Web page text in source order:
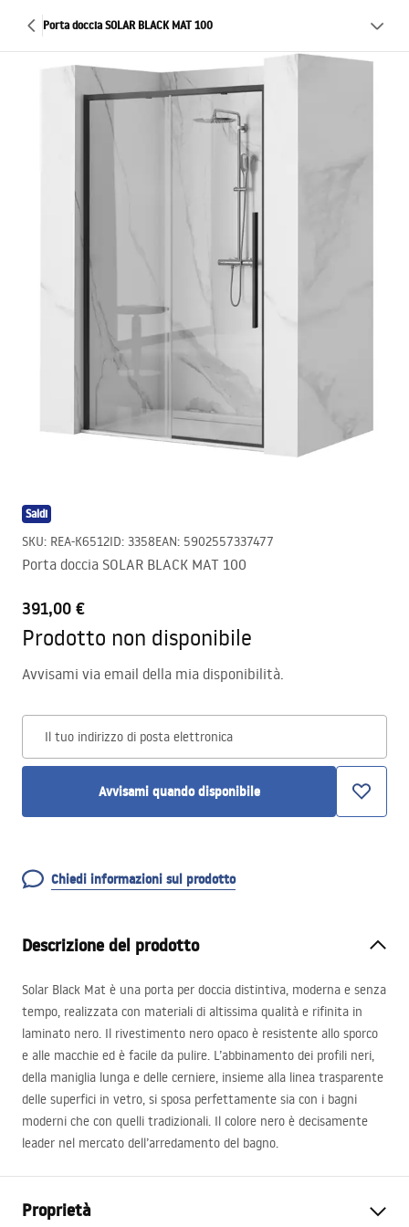
Porta doccia SOLAR BLACK MAT 100
Saldi
SKU: REA-K6512ID: 3358EAN: 5902557337477
Porta doccia SOLAR BLACK MAT 100
391,00 €
Prodotto non disponibile
Avvisami via email della mia disponibilità.
Il tuo indirizzo di posta elettronica
Avvisami quando disponibile
Chiedi informazioni sul prodotto
Descrizione del prodotto
Solar Black Mat è una porta per doccia distintiva, moderna e senza
tempo, realizzata con materiali di altissima qualità e rifinita in
laminato nero. Il rivestimento nero opaco è resistente allo sporco
e alle macchie ed è facile da pulire. L’abbinamento dei profili neri,
della maniglia lunga e delle cerniere, insieme alla linea trasparente
delle superfici in vetro, si sposa perfettamente sia con i bagni
moderni che con quelli tradizionali. Il colore nero è decisamente
leader nel mercato dell’arredamento del bagno.
Proprietà